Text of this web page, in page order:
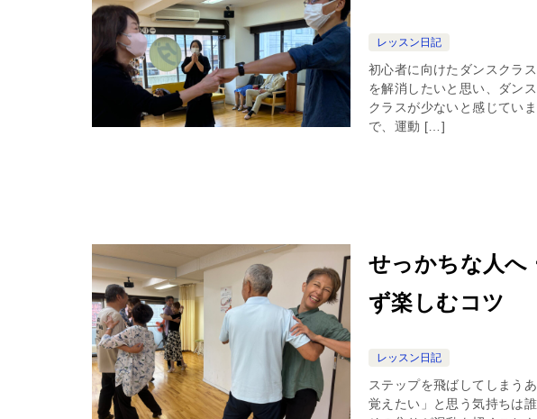
レッスン日記
初心者に向けたダンスクラ
を解消したいと思い、ダン
クラスが少ないと感じてい
で、運動 […]
せっかちな人へ
ず楽しむコツ
レッスン日記
ステップを飛ばしてしまう
覚えたい」と思う気持ちは